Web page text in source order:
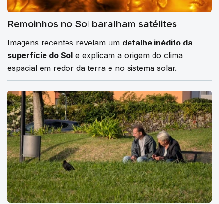
Remoinhos no Sol baralham satélites
Imagens recentes revelam um detalhe inédito da
superfície do Sol e explicam a origem do clima
espacial em redor da terra e no sistema solar.